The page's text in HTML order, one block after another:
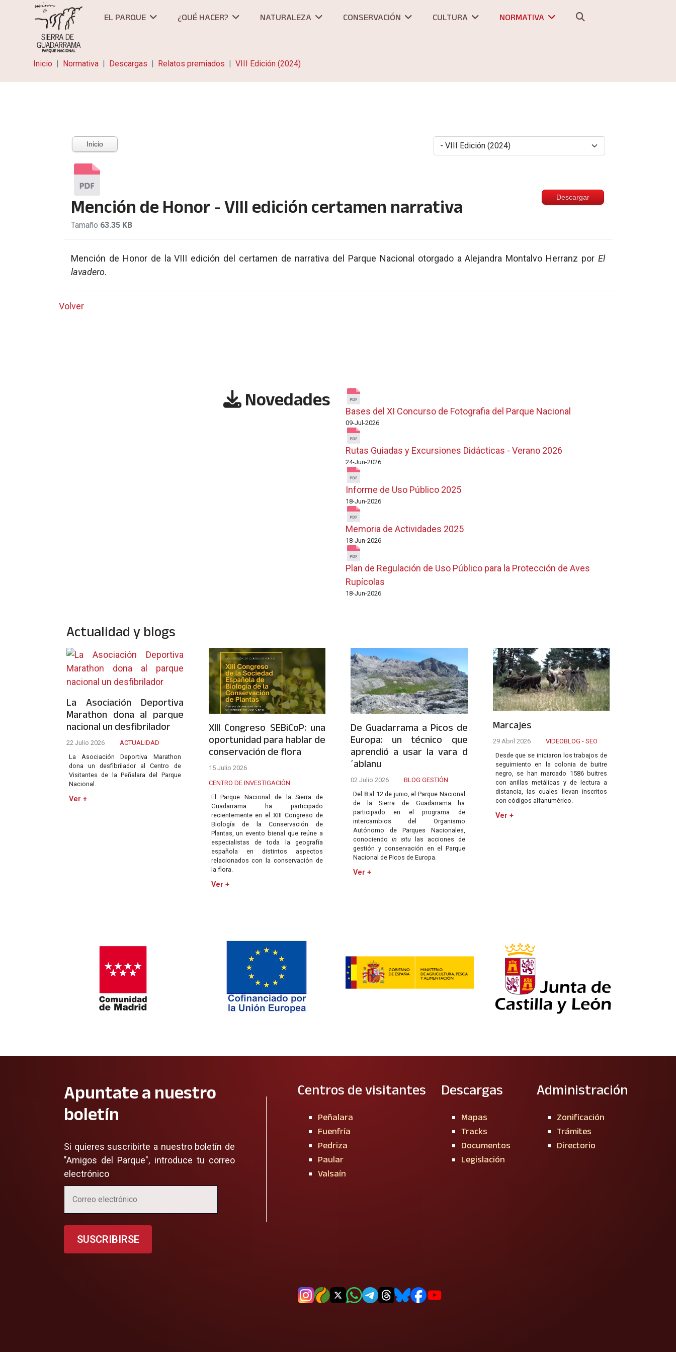
EL PARQUE ¿QUÉ HACER? NATURALEZA CONSERVACIÓN CULTURA NORMATIVA
Inicio Normativa Descargas Relatos premiados VIII Edición (2024)
Inicio
Mención de Honor - VIII edición certamen narrativa
Tamaño 63.35 KB
Descargar
Mención de Honor de la VIII edición del certamen de narrativa del Parque Nacional otorgado a Alejandra Montalvo Herranz por El
lavadero.
Volver
Novedades
Bases del XI Concurso de Fotografia del Parque Nacional
09-Jul-2026
Rutas Guiadas y Excursiones Didácticas - Verano 2026
24-Jun-2026
Informe de Uso Público 2025
18-Jun-2026
Memoria de Actividades 2025
18-Jun-2026
Plan de Regulación de Uso Público para la Protección de Aves
Rupícolas
18-Jun-2026
Actualidad y blogs
La Asociación Deportiva
Marathon dona al parque
nacional un desfibrilador
22 Julio 2026
ACTUALIDAD
La Asociación Deportiva Marathon
dona un desfibrilador al Centro de
Visitantes de la Peñalara del Parque
Nacional.
Ver +
XIII Congreso SEBiCoP: una
oportunidad para hablar de
conservación de flora
15 Julio 2026
CENTRO DE INVESTIGACIÓN
El Parque Nacional de la Sierra de
Guadarrama ha participado
recientemente en el XIII Congreso de
Biología de la Conservación de
Plantas, un evento bienal que reúne a
especialistas de toda la geografía
española en distintos aspectos
relacionados con la conservación de
la flora.
Ver +
De Guadarrama a Picos de
Europa: un técnico que
aprendió a usar la vara d
´ablanu
02 Julio 2026
BLOG GESTIÓN
Del 8 al 12 de junio, el Parque Nacional
de la Sierra de Guadarrama ha
participado en el programa de
intercambios del Organismo
Autónomo de Parques Nacionales,
conociendo in situlas acciones de
gestión y conservación en el Parque
Nacional de Picos de Europa.
Ver +
Marcajes
29 Abril 2026
VIDEOBLOG - SEO
Desde que se iniciaron los trabajos de
seguimiento en la colonia de buitre
negro, se han marcado 1586 buitres
con anillas metálicas y de lectura a
distancia, las cuales llevan inscritos
con códigos alfanumérico.
Ver +
Apuntate a nuestro
boletín
Si quieres suscribirte a nuestro boletín de
"Amigos del Parque", introduce tu correo
electrónico
SUSCRIBIRSE
Centros de visitantes
Peñalara
Fuenfría
Pedriza
Paular
Valsaín
Descargas
Mapas
Tracks
Documentos
Legislación
Administración
Zonificación
Trámites
Directorio